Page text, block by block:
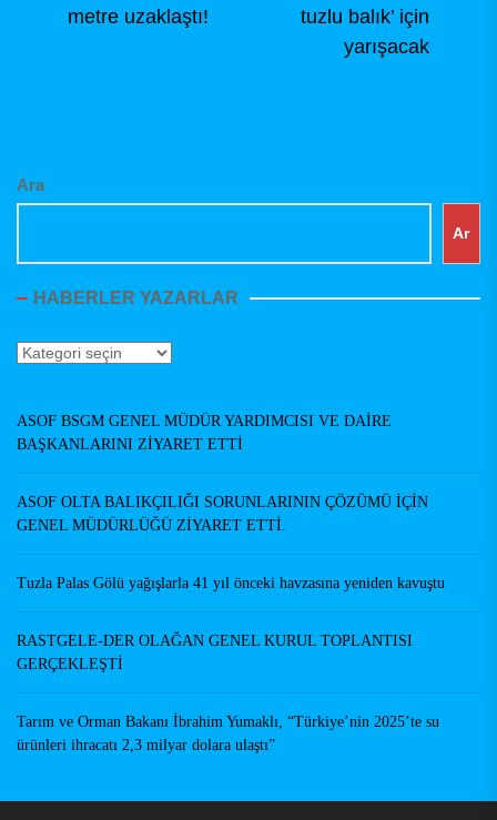
post:metre uzaklaştı!
tuzlu balık’ için
yarışacak
Ara
Ar
HABERLER YAZARLAR
Haberler
ASOF BSGM GENEL MÜDÜR YARDIMCISI VE DAİRE
BAŞKANLARINI ZİYARET ETTİ
ASOF OLTA BALIKÇILIĞI SORUNLARININ ÇÖZÜMÜ İÇİN
GENEL MÜDÜRLÜĞÜ ZİYARET ETTİ.
Tuzla Palas Gölü yağışlarla 41 yıl önceki havzasına yeniden kavuştu
RASTGELE-DER OLAĞAN GENEL KURUL TOPLANTISI
GERÇEKLEŞTİ
Tarım ve Orman Bakanı İbrahim Yumaklı, “Türkiye’nin 2025’te su
ürünleri ihracatı 2,3 milyar dolara ulaştı”